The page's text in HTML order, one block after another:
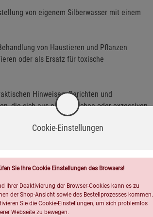
von eigenem Silberwasser mit einem
von Haustieren und Pflanzen
oder als Ersatz für toxische
Hinweisen, Berichten und
die sich aus einer falschen oder exzessiven
ein verlässlicher Ratgeber
oft zusammen bestellt:
Cookie-Einstellungen
Sie Ihre Cookie Einstellungen des Browsers!
Ihrer Deaktivierung der Browser-Cookies kann es zu
der Shop-Ansicht sowie des Bestellprozesses kommen.
Sie die Cookie-Einstellungen, um sich problemlos
Webseite zu bewegen.